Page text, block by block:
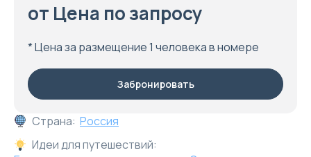
Страна: Россия
Идеи для путешествий:
от Цена по запросу
* Цена за размещение 1 человека в номере
Забронировать